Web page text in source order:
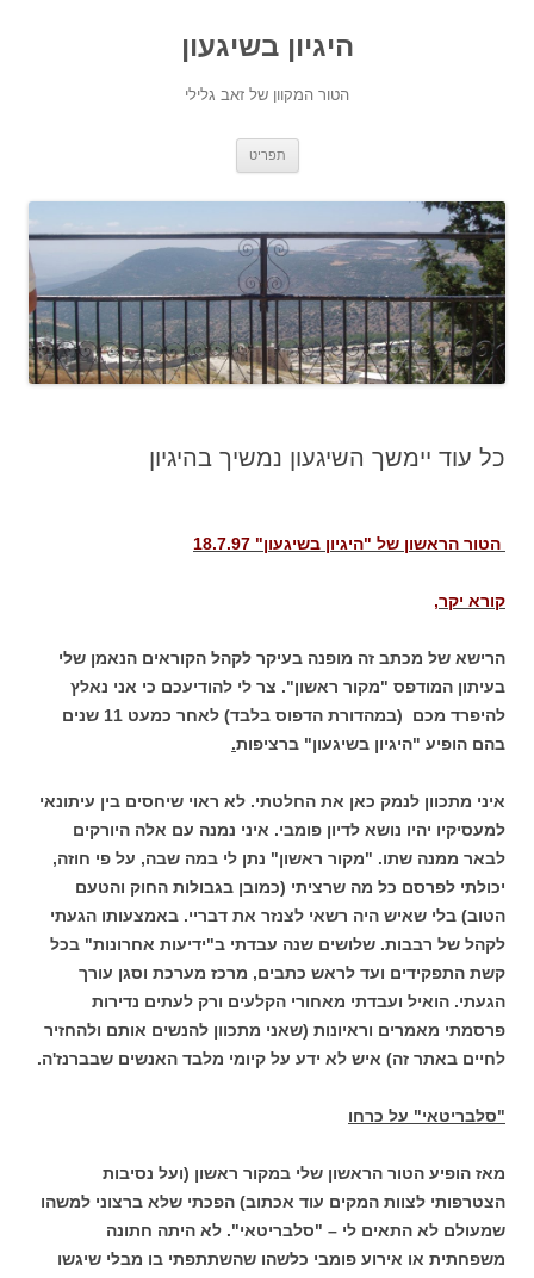
היגיון בשיגעון
הטור המקוון של זאב גלילי
תפריט
כל עוד יימשך השיגעון נמשיך בהיגיון
הטור הראשון של "היגיון בשיגעון" 18.7.97
קורא יקר,
הרישא של מכתב זה מופנה בעיקר לקהל הקוראים הנאמן שלי
בעיתון המודפס "מקור ראשון". צר לי להודיעכם כי אני נאלץ
להיפרד מכם (במהדורת הדפוס בלבד) לאחר כמעט 11 שנים
בהם הופיע "היגיון בשיגעון" ברציפות.
איני מתכוון לנמק כאן את החלטתי. לא ראוי שיחסים בין עיתונאי
למעסיקיו יהיו נושא לדיון פומבי. איני נמנה עם אלה היורקים
לבאר ממנה שתו. "מקור ראשון" נתן לי במה שבה, על פי חוזה,
יכולתי לפרסם כל מה שרציתי (כמובן בגבולות החוק והטעם
הטוב) בלי שאיש היה רשאי לצנזר את דבריי. באמצעותו הגעתי
לקהל של רבבות. שלושים שנה עבדתי ב"ידיעות אחרונות" בכל
קשת התפקידים ועד לראש כתבים, מרכז מערכת וסגן עורך
הגעתי. הואיל ועבדתי מאחורי הקלעים ורק לעתים נדירות
פרסמתי מאמרים וראיונות (שאני מתכוון להנשים אותם ולהחזיר
לחיים באתר זה) איש לא ידע על קיומי מלבד האנשים שבברנז'ה.
"סלבריטאי" על כרחו
מאז הופיע הטור הראשון שלי במקור ראשון (ועל נסיבות
הצטרפותי לצוות המקים עוד אכתוב) הפכתי שלא ברצוני למשהו
שמעולם לא התאים לי – "סלבריטאי". לא היתה חתונה
משפחתית או אירוע פומבי כלשהו שהשתתפתי בו מבלי שיגשו